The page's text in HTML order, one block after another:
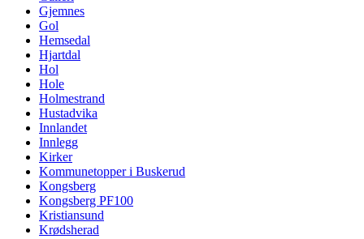
Gjemnes
Gol
Hemsedal
Hjartdal
Hol
Hole
Holmestrand
Hustadvika
Innlandet
Innlegg
Kirker
Kommunetopper i Buskerud
Kongsberg
Kongsberg PF100
Kristiansund
Krødsherad